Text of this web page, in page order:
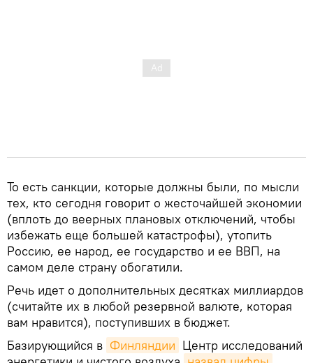
То есть санкции, которые должны были, по мысли
тех, кто сегодня говорит о жесточайшей экономии
(вплоть до веерных плановых отключений, чтобы
избежать еще большей катастрофы), утопить
Россию, ее народ, ее государство и ее ВВП, на
самом деле страну обогатили.
Речь идет о дополнительных десятках миллиардов
(считайте их в любой резервной валюте, которая
вам нравится), поступивших в бюджет.
Базирующийся в Финляндии Центр исследований